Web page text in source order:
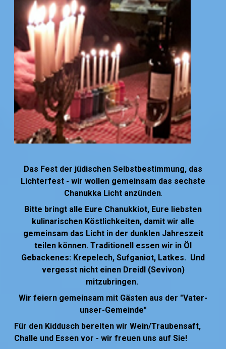
Das Fest der jüdischen Selbstbestimmung, das
Lichterfest - wir wollen gemeinsam das sechste
Chanukka Licht anzünden.
Bitte bringt alle Eure Chanukkiot, Eure liebsten
kulinarischen Köstlichkeiten, damit wir alle
gemeinsam das Licht in der dunklen Jahreszeit
teilen können. Traditionell essen wir in Öl
Gebackenes: Krepelech, Sufganiot, Latkes. Und
vergesst nicht einen Dreidl (Sevivon)
mitzubringen.
Wir feiern gemeinsam mit Gästen aus der "Vater-
unser-Gemeinde"
Für den Kiddusch bereiten wir Wein/Traubensaft,
Challe und Essen vor - wir freuen uns auf Sie!